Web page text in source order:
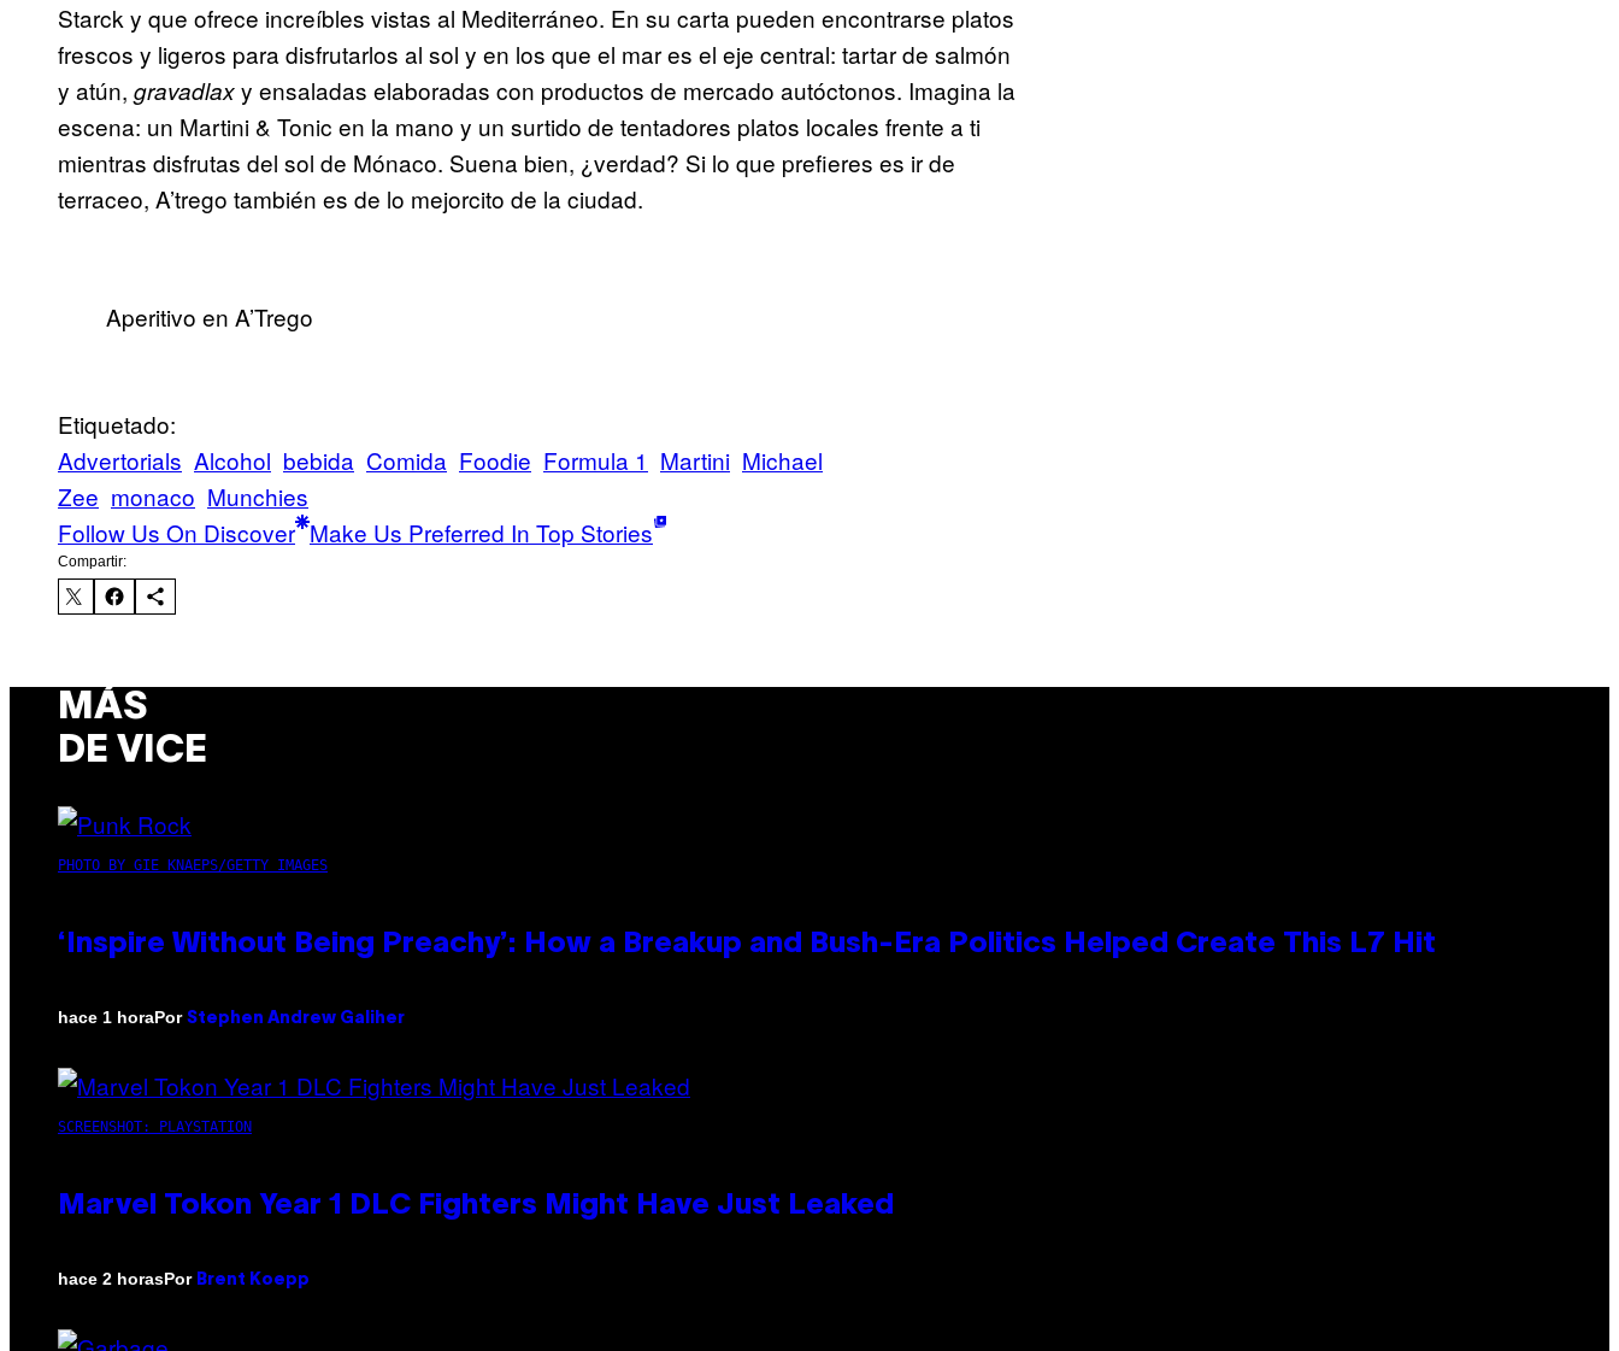
Starck y que ofrece increíbles vistas al Mediterráneo. En su carta pueden encontrarse platos
frescos y ligeros para disfrutarlos al sol y en los que el mar es el eje central: tartar de salmón
y atún, gravadlaxy ensaladas elaboradas con productos de mercado autóctonos. Imagina la
escena: un Martini & Tonic en la mano y un surtido de tentadores platos locales frente a ti
mientras disfrutas del sol de Mónaco. Suena bien, ¿verdad? Si lo que prefieres es ir de
terraceo, A’trego también es de lo mejorcito de la ciudad.
Aperitivo en A’Trego
Etiquetado:
Advertorials Alcohol bebida Comida Foodie Formula 1 Martini Michael
Zee monaco Munchies
Follow Us On Discover Make Us Preferred In Top Stories
Compartir:
MÁS
DE VICE
PHOTO BY GIE KNAEPS/GETTY IMAGES
‘Inspire Without Being Preachy’: How a Breakup and Bush-Era Politics Helped Create This L7 Hit
hace 1 horaPor Stephen Andrew Galiher
SCREENSHOT: PLAYSTATION
Marvel Tokon Year 1 DLC Fighters Might Have Just Leaked
hace 2 horasPor Brent Koepp